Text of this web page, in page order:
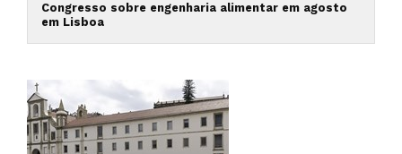
Congresso sobre engenharia alimentar em agosto
em Lisboa